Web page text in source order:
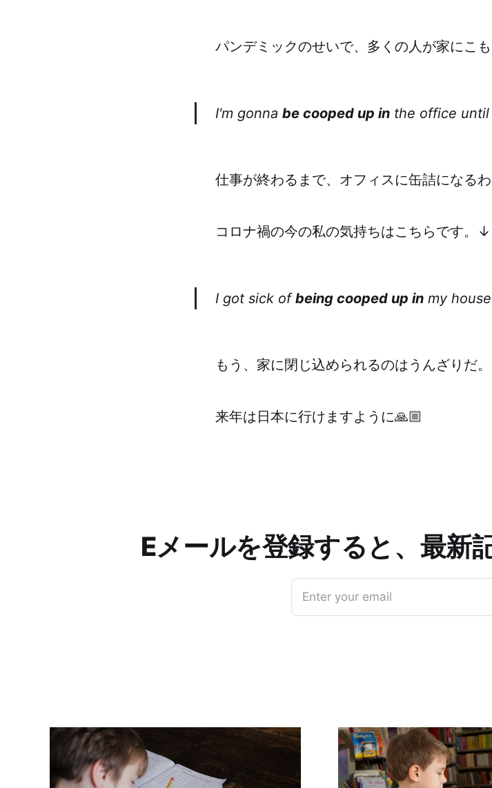
パンデミックのせいで、多くの人が家にこ
I'm gonna be cooped up in the office until
仕事が終わるまで、オフィスに缶詰になるわ
コロナ禍の今の私の気持ちはこちらです。↓
I got sick ofbeing cooped up in my
もう、家に閉じ込められるのはうんざりだ。
来年は日本に行けますように🙏🏼
Eメールを登録すると、最新
Enter your email